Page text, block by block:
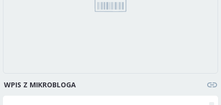
WPIS Z MIKROBLOGA